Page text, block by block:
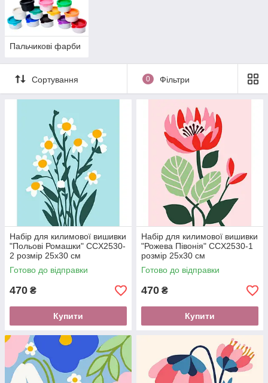
Пальчикові фарби
Сортування 0 Фільтри
Набір для килимової вишивки
"Польові Ромашки" CCX2530-
2 розмір 25х30 см
Готово до відправки
470 ₴
Купити
Набір для килимової вишивки
"Рожева Півонія" CCX2530-1
розмір 25х30 см
Готово до відправки
470 ₴
Купити